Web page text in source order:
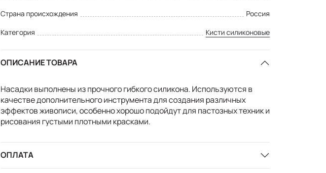
Страна происхождения
Россия
Категория
Кисти силиконовые
ОПИСАНИЕ ТОВАРА
Насадки выполнены из прочного гибкого силикона. Используются в
качестве дополнительного инструмента для создания различных
эффектов живописи, особенно хорошо подойдут для пастозных техник и
рисования густыми плотными красками.
ОПЛАТА